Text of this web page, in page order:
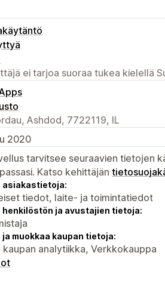
ei tarjoa suoraa tukea kielellä
Ashdod, 7722119, IL
2020
tarvitsee seuraavien tietojen
Katso kehittäjän
asiakastietoja:
tiedot, laite- ja toimintatiedot
henkilöstön ja avustajien tietoja:
muokkaa kaupan tietoja:
kaupan analytiikka, Verkkokauppa